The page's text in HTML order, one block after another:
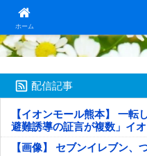
ホーム日本第一！ニュース
配信記事
【イオンモール熊本】 一転
避難誘導の証言が複数」イ
疑い
【画像】 セブンイレブン、